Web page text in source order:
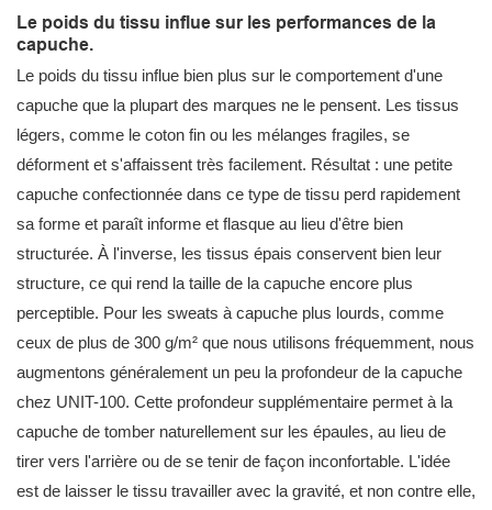
Le poids du tissu influe sur les performances de la
capuche.
Le poids du tissu influe bien plus sur le comportement d'une
capuche que la plupart des marques ne le pensent. Les tissus
légers, comme le coton fin ou les mélanges fragiles, se
déforment et s'affaissent très facilement. Résultat : une petite
capuche confectionnée dans ce type de tissu perd rapidement
sa forme et paraît informe et flasque au lieu d'être bien
structurée. À l'inverse, les tissus épais conservent bien leur
structure, ce qui rend la taille de la capuche encore plus
perceptible. Pour les sweats à capuche plus lourds, comme
ceux de plus de 300 g/m² que nous utilisons fréquemment, nous
augmentons généralement un peu la profondeur de la capuche
chez UNIT-100. Cette profondeur supplémentaire permet à la
capuche de tomber naturellement sur les épaules, au lieu de
tirer vers l'arrière ou de se tenir de façon inconfortable. L'idée
est de laisser le tissu travailler avec la gravité, et non contre elle,